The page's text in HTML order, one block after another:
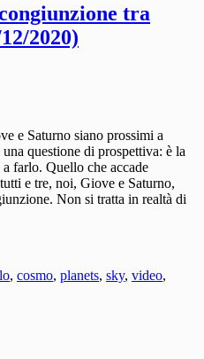
tra
2020)
e Saturno siano prossimi a
questione di prospettiva: è la
farlo. Quello che accade
e tre, noi, Giove e Saturno,
Non si tratta in realtà di
, cosmo, planets, sky, video,